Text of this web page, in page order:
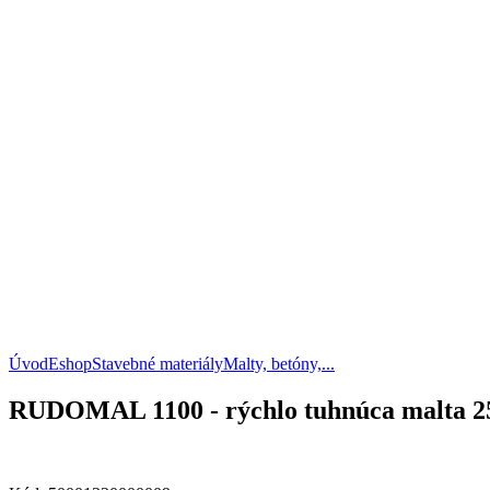
ÚvodEshopStavebné materiályMalty, betóny,...
RUDOMAL 1100 - rýchlo tuhnúca malta